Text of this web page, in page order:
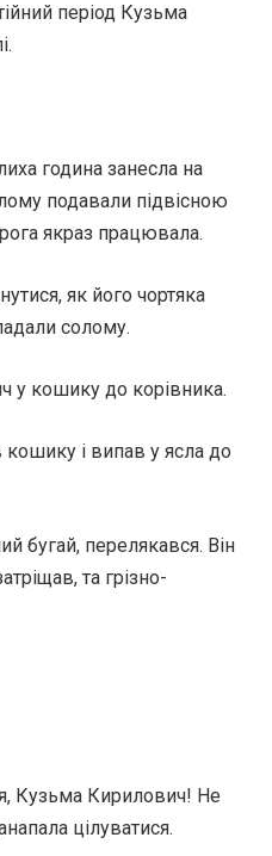
період Кузьма
година занесла на
подавали підвісною
якраз працювала.
як його чортяка
солому.
у кошику до корівника.
кошику і випав у ясла до
бугай, перелякався. Він
та грізно-
Кузьма Кирилович! Не
цілуватися.